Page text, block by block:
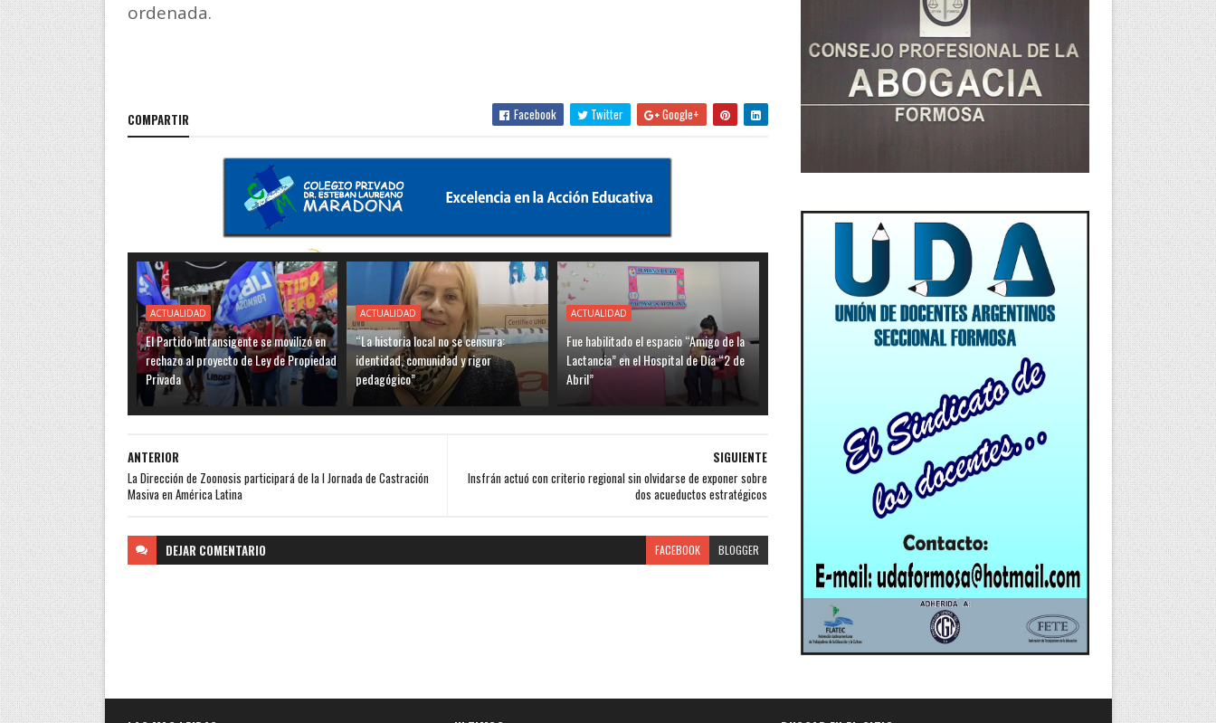
ordenada.
COMPARTIR Facebook Twitter Google+
ACTUALIDAD
El Partido Intransigente se movilizó en
rechazo al proyecto de Ley de Propiedad
Privada
ACTUALIDAD
“La historia local no se censura:
identidad, comunidad y rigor
pedagógico”
ACTUALIDAD
Fue habilitado el espacio “Amigo de la
Lactancia” en el Hospital de Día “2 de
Abril”
SIGUIENTE
Insfrán actuó con criterio regional sin olvidarse de exponer sobre
dos acueductos estratégicos
ANTERIOR
La Dirección de Zoonosis participará de la I Jornada de Castración
Masiva en América Latina
DEJAR COMENTARIO FACEBOOK BLOGGER